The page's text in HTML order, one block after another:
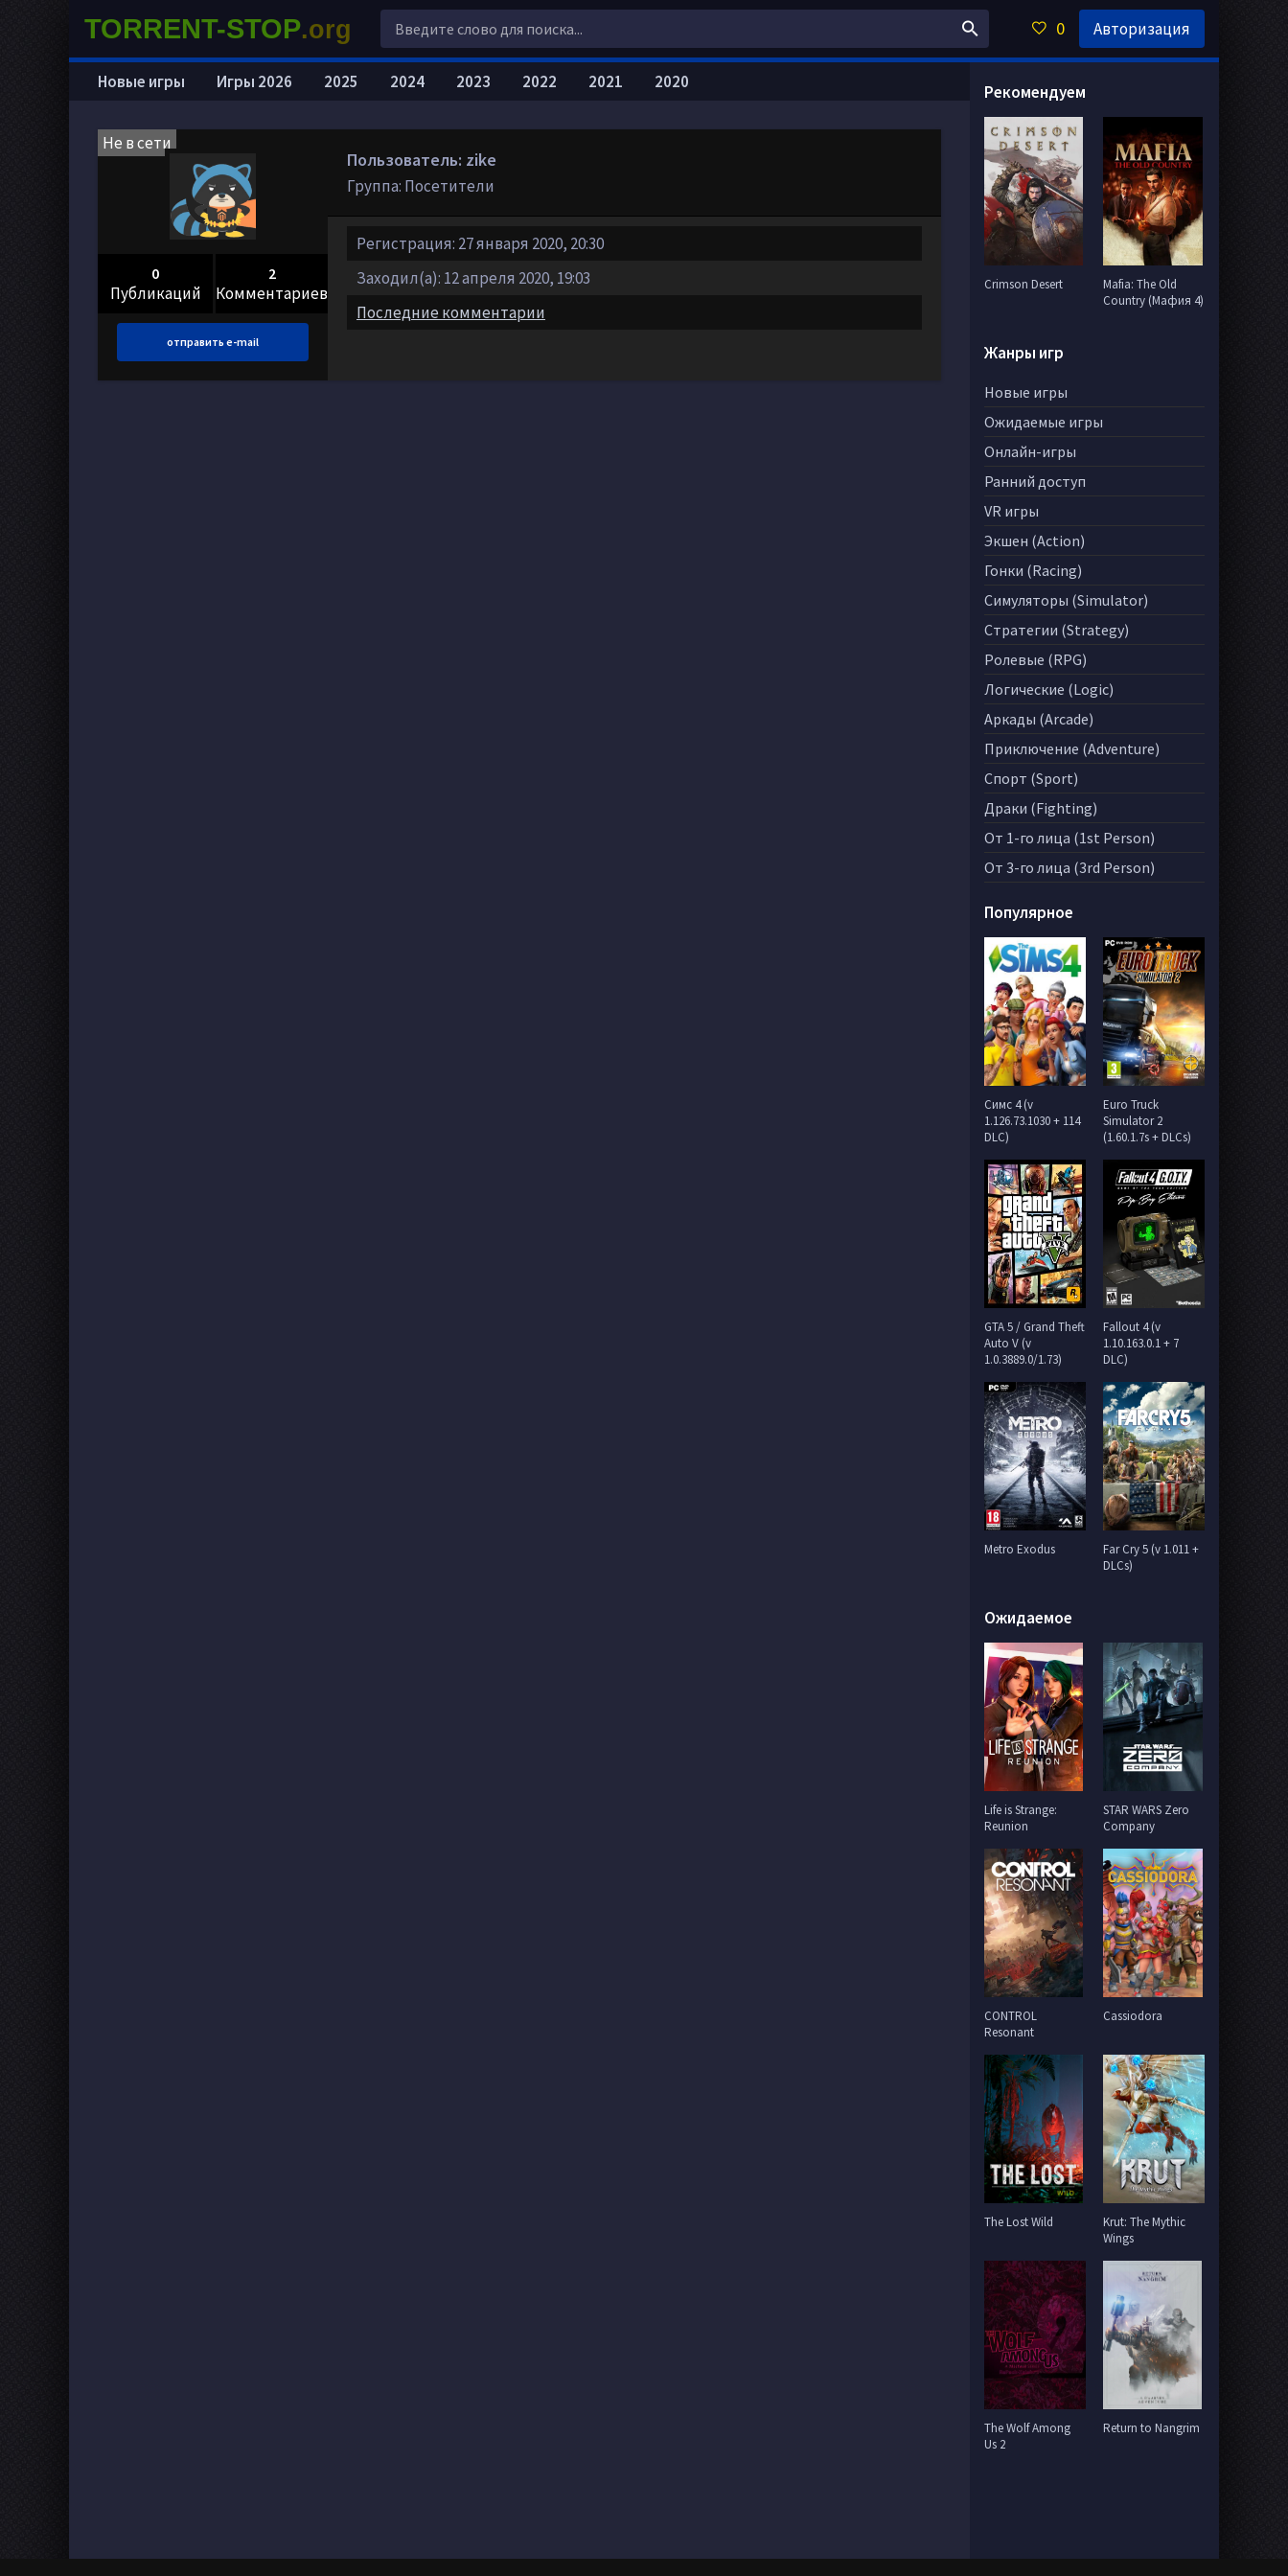
Не в сети
0
Публикаций
2
Комментариев
отправить e-mail
Пользователь: zike
Группа: Посетители
Регистрация: 27 января 2020, 20:30
Заходил(а): 12 апреля 2020, 19:03
Последние комментарии
Новые игры Игры 2026 2025 2024 2023 2022 2021 2020 Рекомендуем
Crimson Desert
Mafia: The Old
Country (Мафия 4)
Жанры игр
Новые игры
Ожидаемые игры
Онлайн-игры
Ранний доступ
VR игры
Экшен (Action)
Гонки (Racing)
Симуляторы (Simulator)
Стратегии (Strategy)
Ролевые (RPG)
Логические (Logic)
Аркады (Arcade)
Приключение (Adventure)
Спорт (Sport)
Драки (Fighting)
От 1-го лица (1st Person)
От 3-го лица (3rd Person)
Популярное
Симс 4 (v
1.126.73.1030 + 114
DLC)
Euro Truck
Simulator 2
(1.60.1.7s + DLCs)
GTA 5 / Grand Theft
Auto V (v
1.0.3889.0/1.73)
Fallout 4 (v
1.10.163.0.1 + 7
DLC)
Metro Exodus
Far Cry 5 (v 1.011 +
DLCs)
Ожидаемое
Life is Strange:
Reunion
STAR WARS Zero
Company
CONTROL
Resonant
Cassiodora
The Lost Wild
Krut: The Mythic
Wings
The Wolf Among
Us 2
Return to Nangrim
TORRENT-STOP.org 0 Авторизация